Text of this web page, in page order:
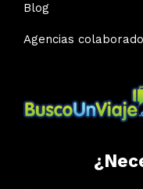
Blog
Agencias